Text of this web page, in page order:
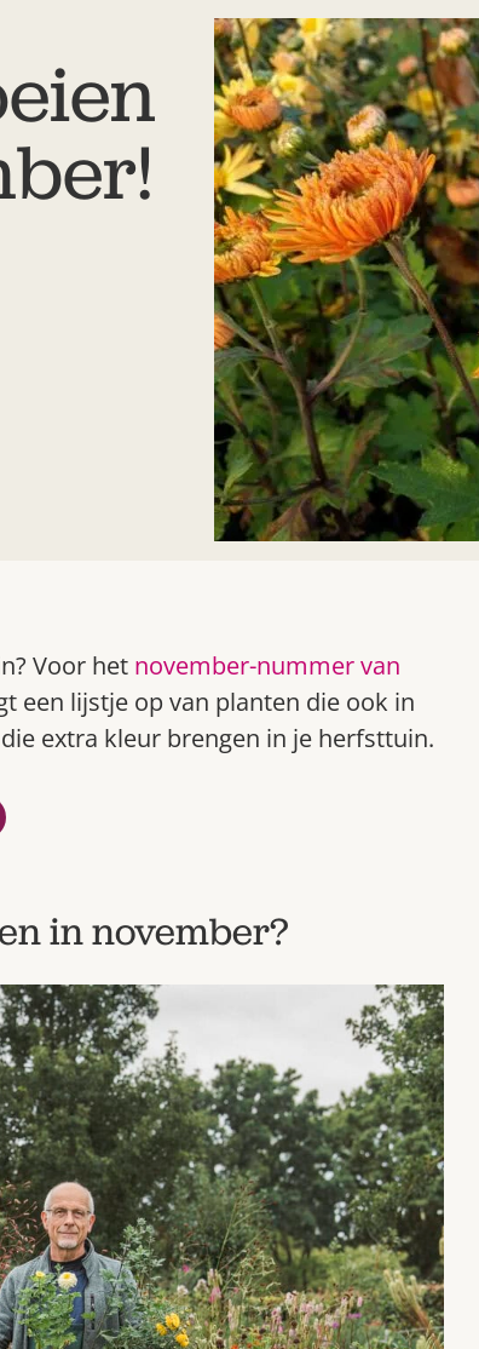
Voor het november-nummer van
een lijstje op van planten die ook in
extra kleur brengen in je herfsttuin.
in november?